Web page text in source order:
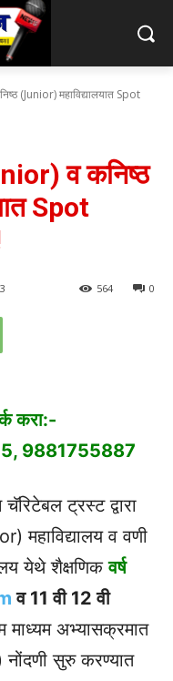
(Junior) महाविद्यालयात Spot
व कनिष्ठ
Spot
0
564
करा:-
, 9881755887
ट्रस्ट द्वारा
महाविद्यालय व वणी
येथे शैक्षणिकवर्ष
व 11 वी 12 वी
माध्यम अभ्यासक्रमात
सुरु करण्यात